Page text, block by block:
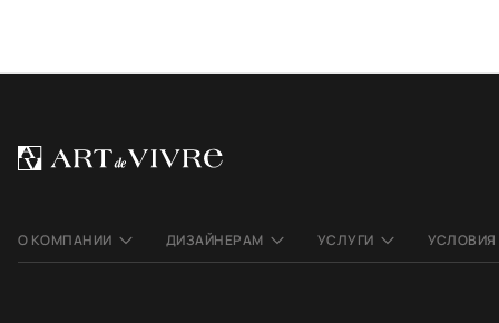
О КОМПАНИИ ДИЗАЙНЕРАМ УСЛУГИ УСЛОВИЯ